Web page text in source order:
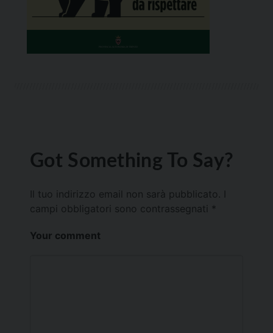
Got Something To Say?
Il tuo indirizzo email non sarà pubblicato.
campi obbligatori sono contrassegnati *
Your comment